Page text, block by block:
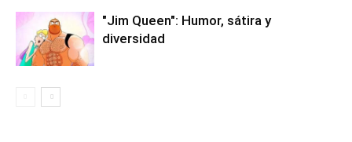
"Jim Queen": Humor, sátira y
diversidad